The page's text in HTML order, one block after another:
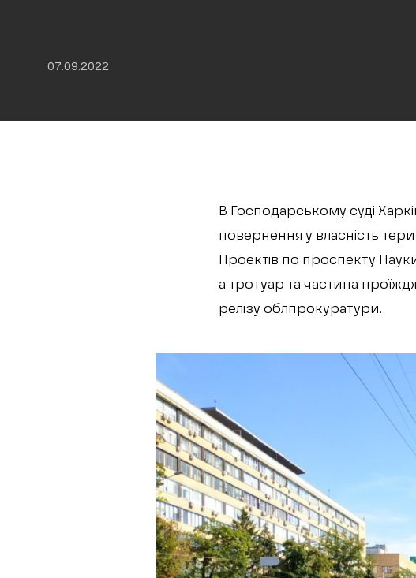
07.09.2022
В Господарському суді
повернення у власність
Проектів по проспекту
а тротуар та частина
релізу облпрокуратури.